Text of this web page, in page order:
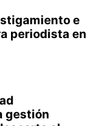
e
periodista en
gestión